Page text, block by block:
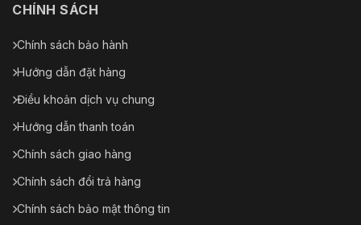
CHÍNH SÁCH
Chính sách bảo hành
Hướng dẫn đặt hàng
Điều khoản dịch vụ chung
Hướng dẫn thanh toán
Chính sách giao hàng
Chính sách đổi trả hàng
Chính sách bảo mật thông tin